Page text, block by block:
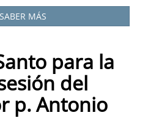
MÁS
para la
del
p. Antonio